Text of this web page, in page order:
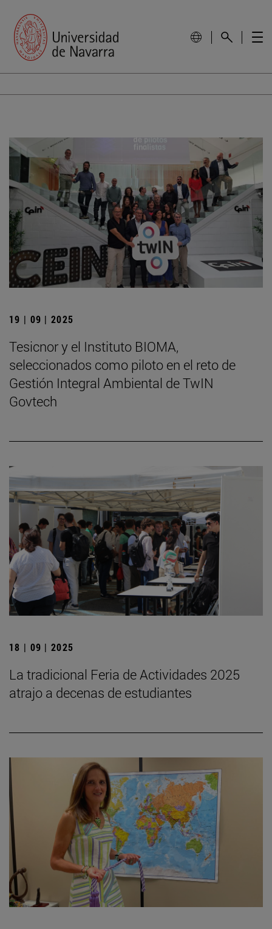
19 | 09 | 2025
Tesicnor y el Instituto BIOMA,
seleccionados como piloto en el reto de
Gestión Integral Ambiental de TwIN
Govtech
18 | 09 | 2025
La tradicional Feria de Actividades 2025
atrajo a decenas de estudiantes